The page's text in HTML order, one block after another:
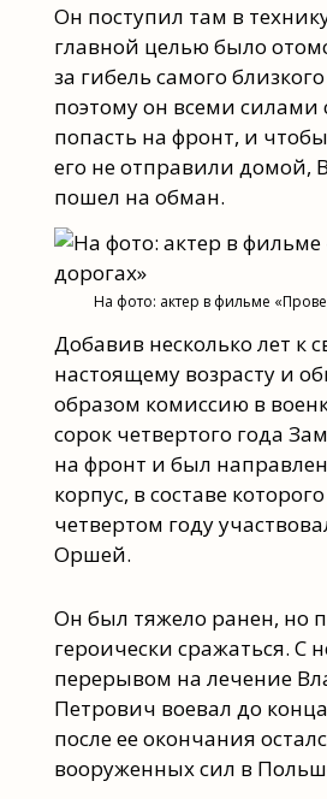
Он поступил там в
главной целью было
за гибель самого
поэтому он всеми силами
попасть на фронт, и
его не отправили домой,
пошел на обман.
На фото: актер в фильме
Добавив несколько лет к
настоящему возрасту и
образом комиссию в
сорок четвертого года
на фронт и был
корпус, в составе
четвертом году
Оршей.
Он был тяжело ранен, но
героически сражаться. С
перерывом на лечение
Петрович воевал до
после ее окончания
вооруженных сил в